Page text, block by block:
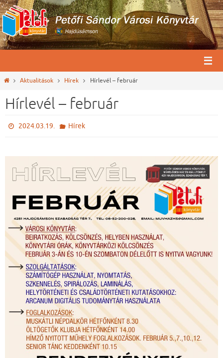
Megszakítás
Otthon
Aktualitások Hírek Hírlevél – február
Hírlevél – február
2024.03.19. Hírek